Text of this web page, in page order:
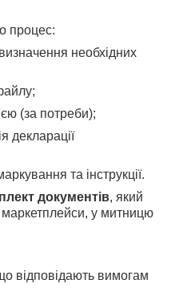
процес:
необхідних
(за потреби);
декларації
та інструкції.
документів, який
у митницю
відповідають вимогам